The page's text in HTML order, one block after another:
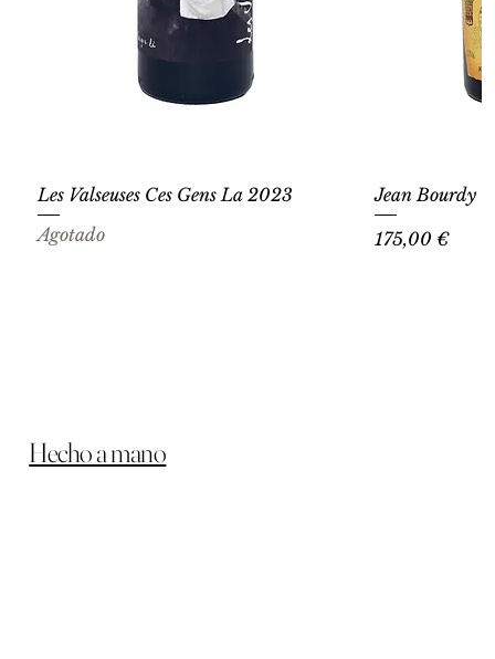
Les Valseuses Ces Gens La 2023
Agotado
Jean Bourdy
Precio
175,00 €
Hecho a mano